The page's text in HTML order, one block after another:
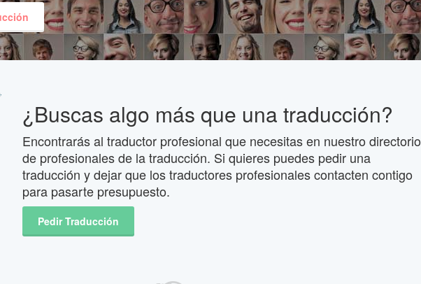
¿Buscas algo más que una traducción?
Encontrarás al traductor profesional que necesitas en nuestro directorio
de profesionales de la traducción. Si quieres puedes pedir una
traducción y dejar que los traductores profesionales contacten contigo
para pasarte presupuesto.
Pedir Traducción